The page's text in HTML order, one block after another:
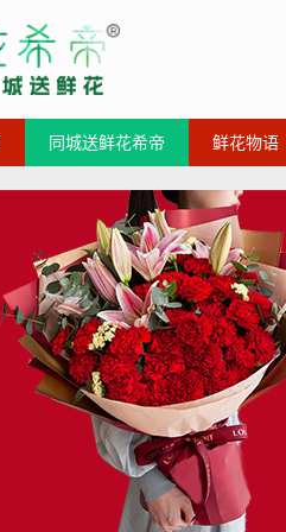
同城送鲜花希帝 鲜花物语